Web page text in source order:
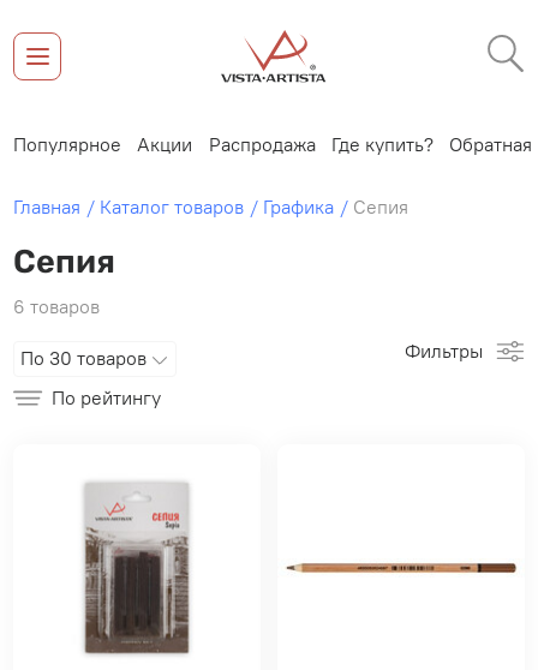
Популярное Акции Распродажа Где купить?
Главная Каталог товаров Графика Сепия
Сепия
6 товаров
По рейтингу
По 30 товаров Фильтры